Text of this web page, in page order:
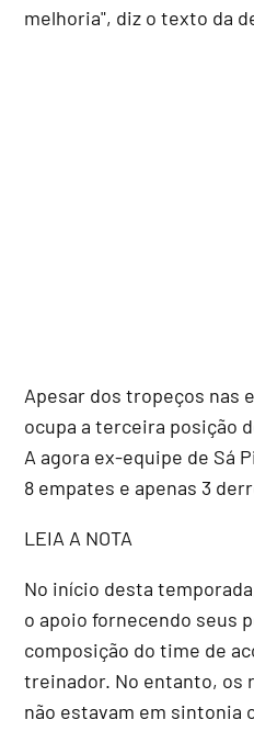
melhoria", diz o texto da
Apesar dos tropeços nas
ocupa a terceira posição
A agora ex-equipe de Sá
8 empates e apenas 3
LEIA A NOTA
No início desta
o apoio fornecendo seus
composição do time de
treinador. No entanto, os
não estavam em sintonia